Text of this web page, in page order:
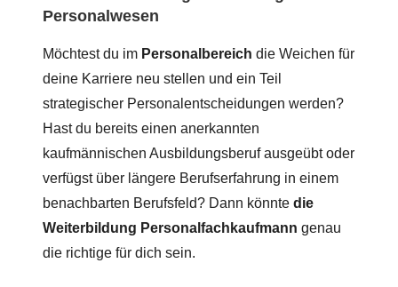
Personalwesen
Möchtest du im Personalbereich die Weichen für
deine Karriere neu stellen und ein Teil
strategischer Personalentscheidungen werden?
Hast du bereits einen anerkannten
kaufmännischen Ausbildungsberuf ausgeübt oder
verfügst über längere Berufserfahrung in einem
benachbarten Berufsfeld? Dann könnte die
Weiterbildung Personalfachkaufmann genau
die richtige für dich sein.